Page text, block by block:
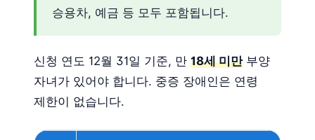
승용차, 예금 등 모두 포함됩니다.
신청 연도 12월 31일 기준, 만 18세 미만부양
자녀가 있어야 합니다. 중증 장애인은 연령
제한이 없습니다.